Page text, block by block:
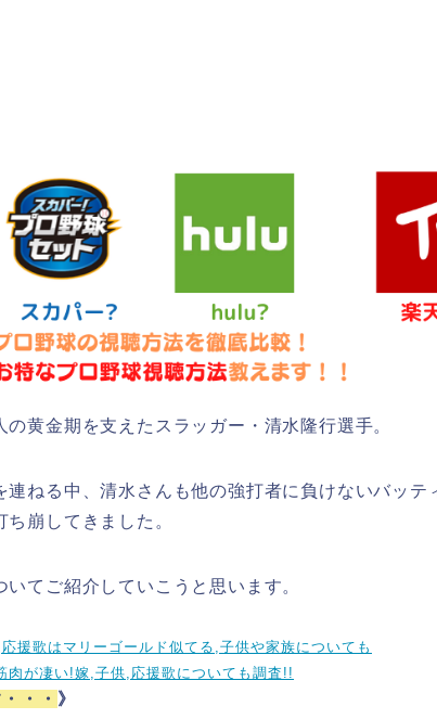
黄金期を支えたスラッガー・清水隆行選手。
ねる中、清水さんも他の強打者に負けないバッテ
崩してきました。
てご紹介していこうと思います。
援歌はマリーゴールド似てる,子供や家族についても
肉が凄い!嫁,子供,応援歌についても調査!!
・・ 》